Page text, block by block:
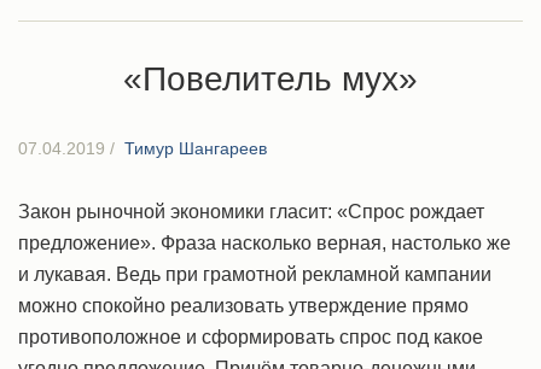
«Повелитель мух»
07.04.2019 / Тимур Шангареев
Закон рыночной экономики гласит: «Спрос рождает
предложение». Фраза насколько верная, настолько же
и лукавая. Ведь при грамотной рекламной кампании
можно спокойно реализовать утверждение прямо
противоположное и сформировать спрос под какое